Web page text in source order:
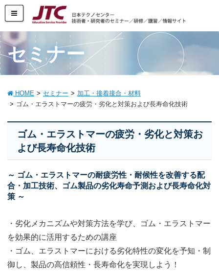
セミナー
HOME セミナー
加工・接着接合・材料
ゴム・エラストマーの疲労・劣化と対策および長寿命化技術
ゴム・エラストマーの疲労・劣化と対策お
よび長寿命化技術
～ ゴム・エラストマーの耐疲労性・耐候性を改善する配
合・加工技術、ゴム製品の劣化寿命予測および長寿命化対
策 ～
・劣化メカニズムや対策方法を学び、ゴム・エラストマー
を効果的に活用するための講座
・ゴム、エラストマーにおける劣化特性の変化を予知・制
御し、製品の高信頼性・長寿命化を実現しよう！